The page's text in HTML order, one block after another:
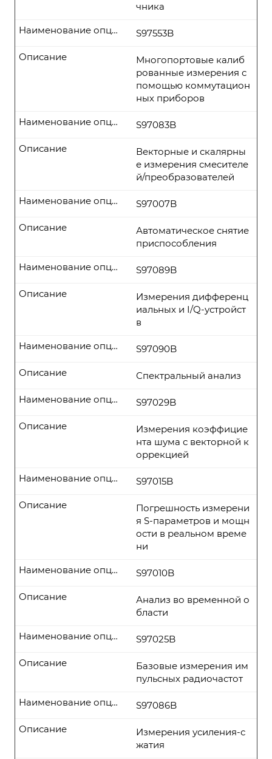
чника
S97553B
Наименование опции
Многопортовые калиб
рованные измерения с
помощью коммутацион
ных приборов
Описание
S97083B
Наименование опции
Векторные и скалярны
е измерения смесителе
й/преобразователей
Описание
S97007B
Наименование опции
Автоматическое снятие
приспособления
Описание
S97089B
Наименование опции
Измерения дифференц
иальных и I/Q-устройст
в
Описание
S97090B
Наименование опции
Спектральный анализ
Описание
S97029B
Наименование опции
Измерения коэффицие
нта шума с векторной к
оррекцией
Описание
S97015B
Наименование опции
Погрешность измерени
я S-параметров и мощн
ости в реальном време
ни
Описание
S97010B
Наименование опции
Анализ во временной о
бласти
Описание
S97025B
Наименование опции
Базовые измерения им
пульсных радиочастот
Описание
S97086B
Наименование опции
Измерения усиления-с
жатия
Описание